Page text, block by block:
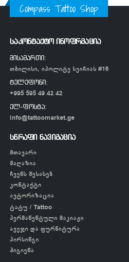
Compass Tattoo Shop
საკონტაქტო ინოფრმაცია
მისამართი:
თბილისი, იპოლიტე ხვიჩიას #16
ტელეფონი:
+995 595 49 42 42
ელ-ფოსტა:
info@tattoomarket.ge
სწრაფი ნავიგაცია
მთავარი
მაღაზია
ჩვენს შესახებ
კონტაქტი
ავტორიზაცია
ტატუ / Tattoo
პერმანენტული მაკიაჟი
ავეჯი და ფურნიტურა
პირსინგი
ჰიგიენა